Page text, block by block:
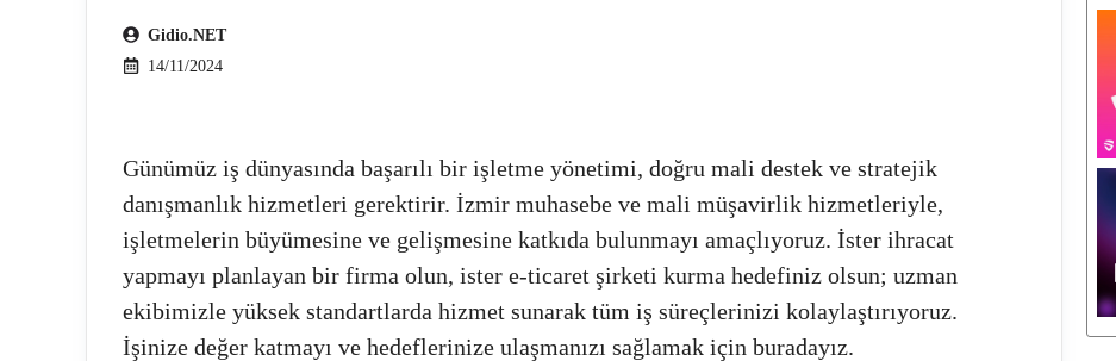
Gidio.NET
14/11/2024
Günümüz iş dünyasında başarılı bir işletme yönetimi, doğru mali destek ve stratejik
danışmanlık hizmetleri gerektirir. İzmir muhasebe ve mali müşavirlik hizmetleriyle,
işletmelerin büyümesine ve gelişmesine katkıda bulunmayı amaçlıyoruz. İster ihracat
yapmayı planlayan bir firma olun, ister e-ticaret şirketi kurma hedefiniz olsun; uzman
ekibimizle yüksek standartlarda hizmet sunarak tüm iş süreçlerinizi kolaylaştırıyoruz.
İşinize değer katmayı ve hedeflerinize ulaşmanızı sağlamak için buradayız.